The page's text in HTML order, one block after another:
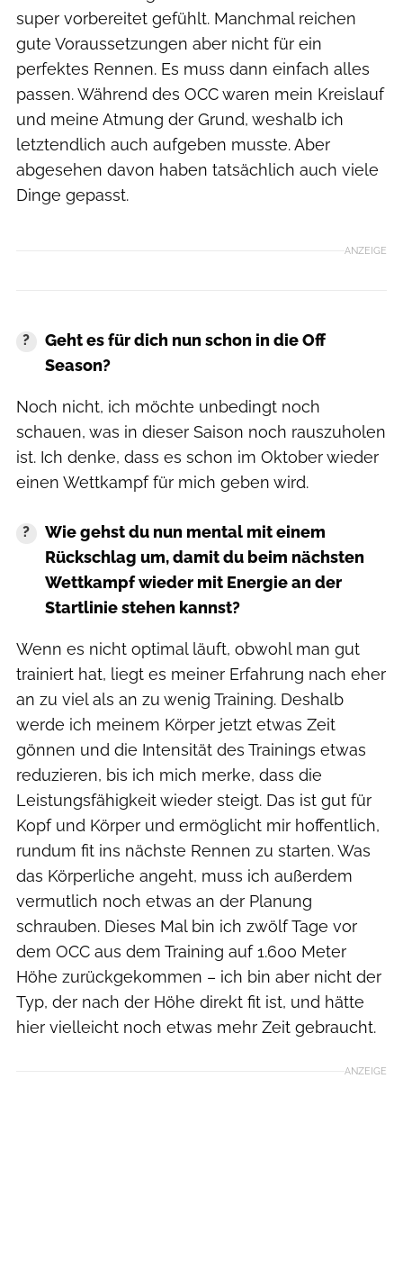
super vorbereitet gefühlt. Manchmal reichen
gute Voraussetzungen aber nicht für ein
perfektes Rennen. Es muss dann einfach alles
passen. Während des OCC waren mein Kreislauf
und meine Atmung der Grund, weshalb ich
letztendlich auch aufgeben musste. Aber
abgesehen davon haben tatsächlich auch viele
Dinge gepasst.
ANZEIGE
Geht es für dich nun schon in die Off
Season?
Noch nicht, ich möchte unbedingt noch
schauen, was in dieser Saison noch rauszuholen
ist. Ich denke, dass es schon im Oktober wieder
einen Wettkampf für mich geben wird.
Wie gehst du nun mental mit einem
Rückschlag um, damit du beim nächsten
Wettkampf wieder mit Energie an der
Startlinie stehen kannst?
Wenn es nicht optimal läuft, obwohl man gut
trainiert hat, liegt es meiner Erfahrung nach eher
an zu viel als an zu wenig Training. Deshalb
werde ich meinem Körper jetzt etwas Zeit
gönnen und die Intensität des Trainings etwas
reduzieren, bis ich mich merke, dass die
Leistungsfähigkeit wieder steigt. Das ist gut für
Kopf und Körper und ermöglicht mir hoffentlich,
rundum fit ins nächste Rennen zu starten. Was
das Körperliche angeht, muss ich außerdem
vermutlich noch etwas an der Planung
schrauben. Dieses Mal bin ich zwölf Tage vor
dem OCC aus dem Training auf 1.600 Meter
Höhe zurückgekommen – ich bin aber nicht der
Typ, der nach der Höhe direkt fit ist, und hätte
hier vielleicht noch etwas mehr Zeit gebraucht.
ANZEIGE